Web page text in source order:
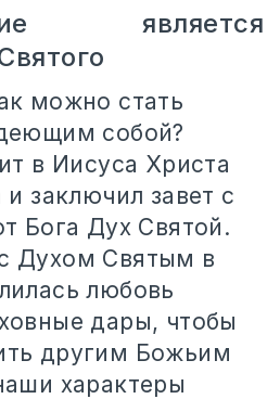
является
можно стать
собой?
в Иисуса Христа
заключил завет с
Бога Дух Святой.
Духом Святым в
любовь
дары, чтобы
другим Божьим
характеры